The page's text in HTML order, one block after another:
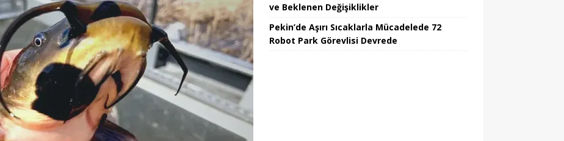
ve Beklenen Değişiklikler
Pekin’de Aşırı Sıcaklarla Mücadelede 72
Robot Park Görevlisi Devrede